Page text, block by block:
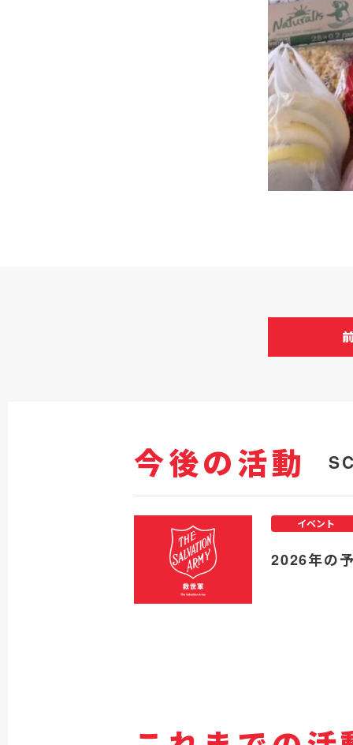
今後の活動
2026年の
イベント